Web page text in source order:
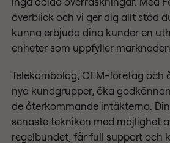
överblick och vi ger dig allt stöd
kunna erbjuda dina kunder en
enheter som uppfyller
Telekombolag, OEM-företag och
nya kundgrupper, öka
de återkommande intäkterna.
senaste tekniken med möjlighet
regelbundet, får full support och